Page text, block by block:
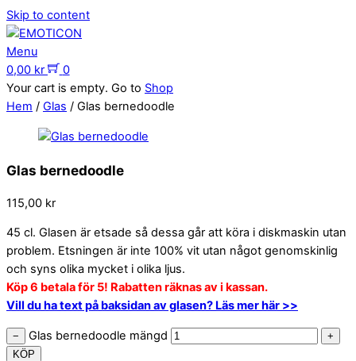
Skip to content
Menu
0,00 kr
0
Your cart is empty. Go to Shop
Hem / Glas / Glas bernedoodle
Glas bernedoodle
115,00 kr
45 cl. Glasen är etsade så dessa går att köra i diskmaskin utan
problem. Etsningen är inte 100% vit utan något genomskinlig
och syns olika mycket i olika ljus.
Köp 6 betala för 5! Rabatten räknas av i kassan.
Vill du ha text på baksidan av glasen? Läs mer här >>
− Glas bernedoodle mängd
+
KÖP